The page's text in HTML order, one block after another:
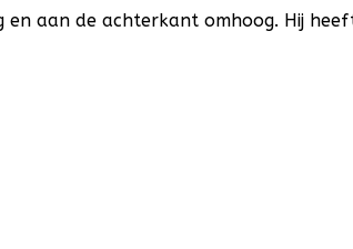
aan de achterkant omhoog. Hij